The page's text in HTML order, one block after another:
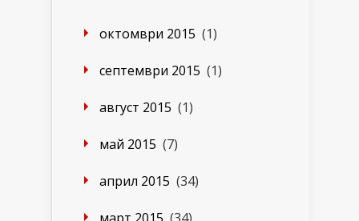
октомври 2015 (1)
септември 2015 (1)
август 2015 (1)
май 2015 (7)
април 2015 (34)